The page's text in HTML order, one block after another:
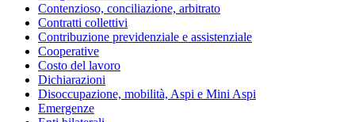
Contenzioso, conciliazione, arbitrato
Contratti collettivi
Contribuzione previdenziale e assistenziale
Cooperative
Costo del lavoro
Dichiarazioni
Disoccupazione, mobilità, Aspi e Mini Aspi
Emergenze